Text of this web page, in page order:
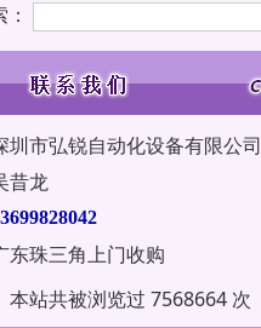
圳市弘锐自动化设备有限公司
昔龙
东珠三角上门收购
本站共被浏览过 7568664 次